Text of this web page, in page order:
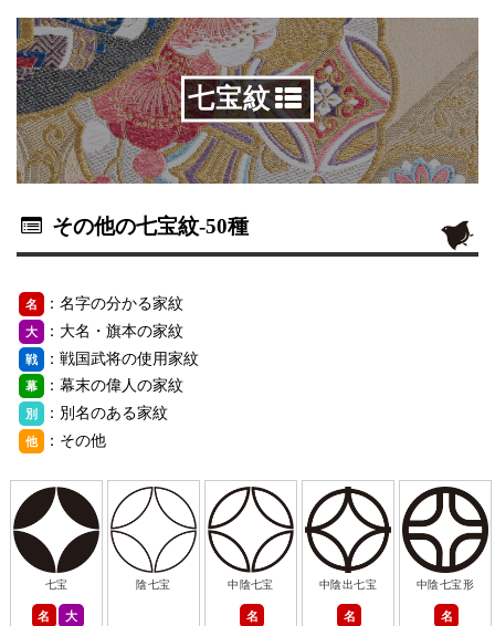
七宝紋
その他の七宝紋-50種
名 ：名字の分かる家紋
大 ：大名・旗本の家紋
戦 ：戦国武将の使用家紋
幕 ：幕末の偉人の家紋
別 ：別名のある家紋
他 ：その他
七宝
名 大
陰七宝 中陰七宝
名
中陰出七宝
名
中陰七宝形
名